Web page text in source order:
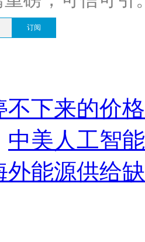
订阅
不下来的价
中美人工智
外能源供给